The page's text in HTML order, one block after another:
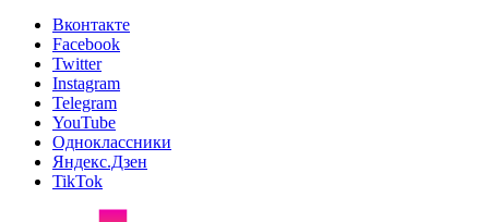
Вконтакте
Facebook
Twitter
Instagram
Telegram
YouTube
Одноклассники
Яндекс.Дзен
TikTok